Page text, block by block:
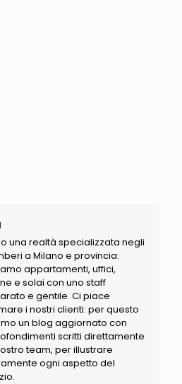
una realtà specializzata negli
a Milano e provincia:
appartamenti, uffici,
e solai con uno staff
e gentile. Ci piace
i nostri clienti: per questo
un blog aggiornato con
scritti direttamente
team, per illustrare
ogni aspetto del